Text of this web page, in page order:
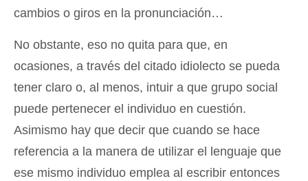
cambios o giros en la pronunciación…
No obstante, eso no quita para que, en
ocasiones, a través del citado idiolecto se pueda
tener claro o, al menos, intuir a que grupo social
puede pertenecer el individuo en cuestión.
Asimismo hay que decir que cuando se hace
referencia a la manera de utilizar el lenguaje que
ese mismo individuo emplea al escribir entonces